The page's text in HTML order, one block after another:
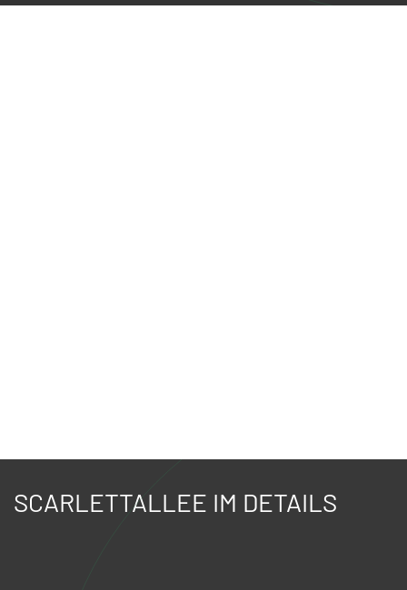
SCARLETTALLEE IM DETAILS